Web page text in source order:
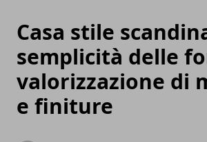
Casa stile
semplicità delle
valorizzazione di
e finiture